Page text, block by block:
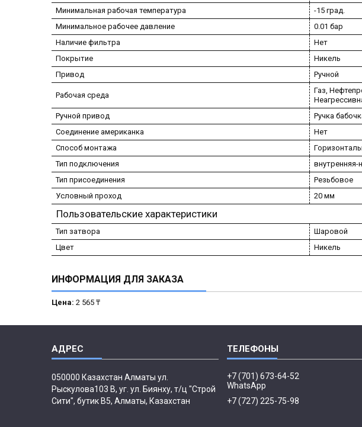
Минимальная рабочая температура
-15 град.
Минимальное рабочее давление
0.01 бар
Наличие фильтра
Нет
Покрытие
Никель
Привод
Ручной
Рабочая среда
Газ,
Ручной привод
Ручка
Соединение американка
Нет
Способ монтажа
Тип подключения
внутренняя-
Тип присоединения
Резьбовое
Условный проход
20 мм
Пользовательские характеристики
Тип затвора
Шаровой
Цвет
Никель
ИНФОРМАЦИЯ ДЛЯ ЗАКАЗА
Цена: 2 565 ₸
050000 Казахстан Алматы ул.
Рыскулова103 В, уг. ул. Биянху, т/ц "Строй
Сити", бутик В5, Алматы, Казахстан
+7 (701) 673-64-52
WhatsApp
+7 (727) 225-75-98